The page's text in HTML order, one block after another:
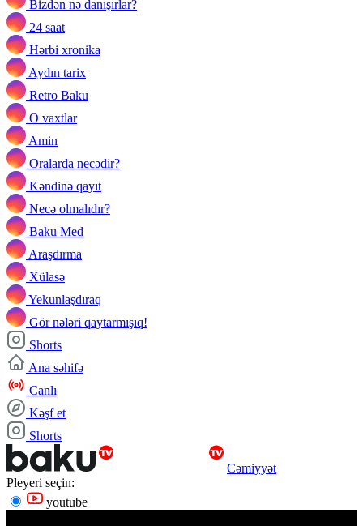
Bizdən nə danışırlar?
24 saat
Hərbi xronika
Aydın tarix
Retro Baku
O vaxtlar
Amin
Oralarda necədir?
Kəndinə qayıt
Necə olmalıdır?
Baku Med
Araşdırma
Xülasə
Yekunlaşdıraq
Gör nələri qaytarmışıq!
Shorts
Ana səhifə
Canlı
Kəşf et
Shorts
Cəmiyyət
Pleyeri seçin:
youtube